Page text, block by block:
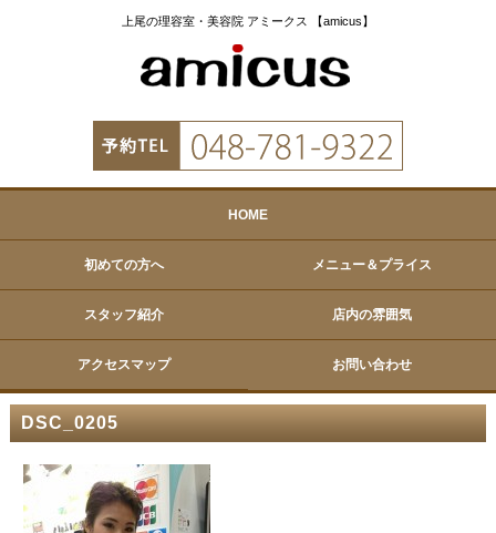
上尾の理容室・美容院 アミークス 【amicus】
HOME
初めての方へ メニュー＆プライス
スタッフ紹介 店内の雰囲気
アクセスマップ お問い合わせ
DSC_0205